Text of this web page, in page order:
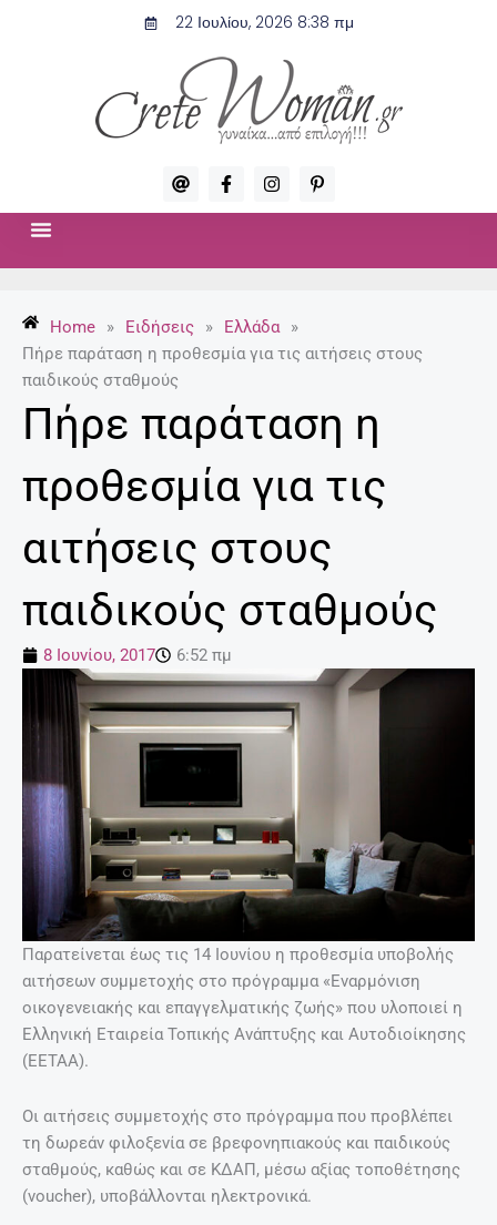
22 Ιουλίου, 2026 8:38 πμ
A
t
F
a
c
-
f
I
n
s
P
i
n
p
Home » Ειδήσεις » Ελλάδα
»
Πήρε παράταση η προθεσμία για τις αιτήσεις στους
παιδικούς σταθμούς
Πήρε παράταση η
προθεσμία για τις
αιτήσεις στους
παιδικούς σταθμούς
8 Ιουνίου, 2017 6:52 πμ
Παρατείνεται έως τις 14 Ιουνίου η προθεσμία υποβολής
αιτήσεων συμμετοχής στο πρόγραμμα «Εναρμόνιση
οικογενειακής και επαγγελματικής ζωής» που υλοποιεί η
Ελληνική Εταιρεία Τοπικής Ανάπτυξης και Αυτοδιοίκησης
(ΕΕΤΑΑ).
Οι αιτήσεις συμμετοχής στο πρόγραμμα που προβλέπει
τη δωρεάν φιλοξενία σε βρεφονηπιακούς και παιδικούς
σταθμούς, καθώς και σε ΚΔΑΠ, μέσω αξίας τοποθέτησης
(voucher), υποβάλλονται ηλεκτρονικά.